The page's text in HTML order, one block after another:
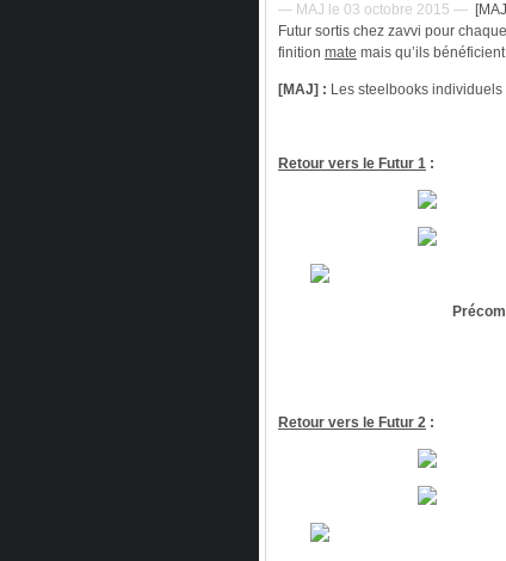
— MAJ le 03 octobre 2015 —
Futur sortis chez zavvi pour
finition mate mais qu’ils
[MAJ] : Les steelbooks
Retour vers le Futur 1 :
Retour vers le Futur 2 :